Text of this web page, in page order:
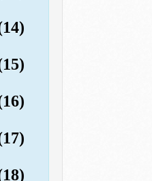
(14) اور آبخورے (قرینے سے) رکھے ہوئے
(15) اور گاؤ تکیے قطار کی قطار لگے ہوئے
(16) اور نفیس مسندیں بچھی ہوئی
(17) یہ لوگ اونٹوں کی طرف نہیں دیکھتے کہ کیسے (عجیب) پیدا کیے گئے ہیں
(18) اور آسمان کی طرف کہ کیسا بلند کیا گیا ہے